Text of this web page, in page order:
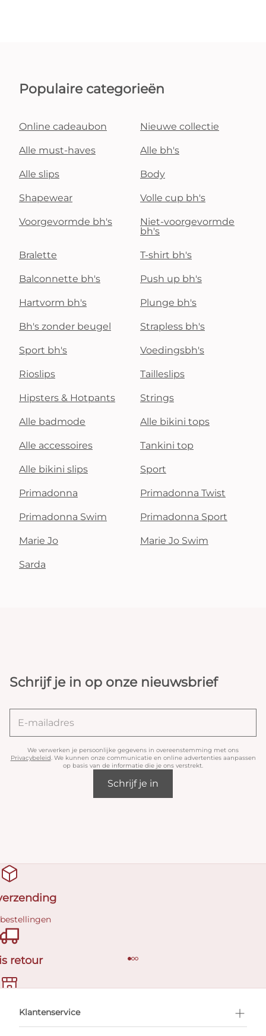
Populaire categorieën
Online cadeaubon Nieuwe collectie
Alle must-haves Alle bh's
Alle slips Body
Shapewear Volle cup bh's
Voorgevormde bh's
Niet-voorgevormde
bh's
Bralette T-shirt bh's
Balconnette bh's Push up bh's
Hartvorm bh's Plunge bh's
Bh's zonder beugel Strapless bh's
Sport bh's Voedingsbh's
Rioslips Tailleslips
Hipsters & Hotpants Strings
Alle badmode Alle bikini tops
Alle accessoires Tankini top
Alle bikini slips Sport
Primadonna Primadonna Twist
Primadonna Swim Primadonna Sport
Marie Jo Marie Jo Swim
Sarda
Schrijf je in op onze nieuwsbrief
We verwerken je persoonlijke gegevens in overeenstemming met ons
Privacybeleid. We kunnen onze communicatie en online advertenties aanpassen
op basis van de informatie die je ons verstrekt.
Schrijf je in
retour
afspraak
Klantenservice